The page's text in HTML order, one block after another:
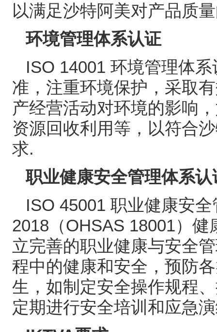
以满足沙特阿美对产品质
环境管理体系认证
ISO 14001 环境管理体系
准，注重环境保护，采取
产经营活动对环境的影响
资源回收利用等，以符合
求.
职业健康安全管理体系认
ISO 45001 职业健康安
2018 （OHSAS 18001）健
立完善的职业健康与安全
程中的健康和安全，预防
生，如制定安全操作规程
定期进行安全培训和应急